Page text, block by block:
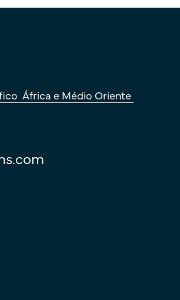
África e Médio Oriente